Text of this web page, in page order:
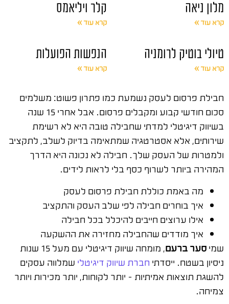
מלון ניאה
קרא עוד »
קלר ויליאמס
קרא עוד »
טיולי בוטיק לרומניה
קרא עוד »
הנפשות הפועלות
קרא עוד »
חבילת פרסום לעסק נשמעת כמו פתרון פשוט: משלמים
סכום חודשי קבוע ומקבלים פרסום. אבל אחרי 15 שנה
בשיווק דיגיטלי למדתי שחבילה טובה היא לא רשימת
שירותים, אלא אסטרטגיה שמתאימה בדיוק לשלב, לתקציב
ולמטרות של העסק שלך. חבילה לא נכונה היא הדרך
המהירה ביותר לשרוף כסף בלי לראות לידים.
מה באמת כוללת חבילת פרסום לעסק
איך בוחרים חבילה לפי שלב העסק והתקציב
אילו ערוצים חייבים להיכלל בכל חבילה
איך מודדים שהחבילה מחזירה את ההשקעה
שמיסער ברעם
, מומחה שיווק דיגיטלי עם מעל 15 שנות
ניסיון בשטח. ייסדתי חברת שיווק דיגיטלי שמלווה עסקים
להשגת תוצאות אמיתיות – יותר לקוחות, יותר מכירות ויותר
צמיחה.